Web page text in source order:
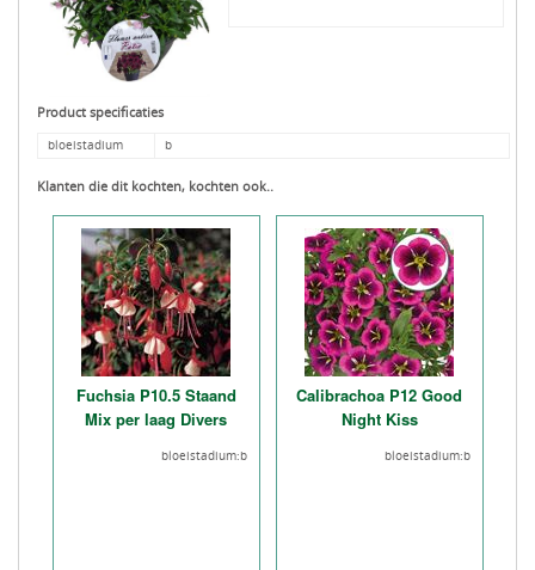
Product specificaties
bloeistadium b
Klanten die dit kochten, kochten ook..
Fuchsia P10.5 Staand
Mix per laag Divers
bloeistadium:b
Calibrachoa P12 Good
Night Kiss
bloeistadium:b